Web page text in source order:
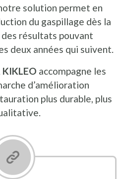
solution permet en
du gaspillage dès la
résultats pouvant
deux années qui suivent.
KIKLEO accompagne les
d’amélioration
plus durable, plus